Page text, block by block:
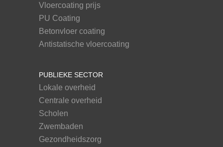
Vloercoating prijs
PU Coating
Betonvloer coating
Antistatische vloercoating
PUBLIEKE SECTOR
Lokale overheid
Centrale overheid
Scholen
Zwembaden
Gezondheidszorg